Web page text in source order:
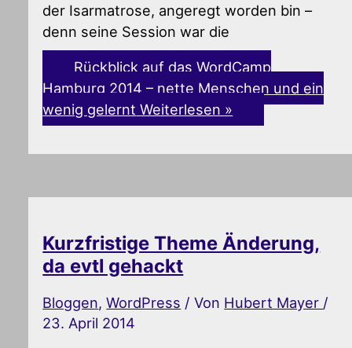
der Isarmatrose, angeregt worden bin –
denn seine Session war die
Rückblick auf das WordCamp
Hamburg 2014 – nette Menschen und ein
wenig gelernt Weiterlesen »
Kurzfristige Theme Änderung,
da evtl gehackt
Bloggen,WordPress / Von Hubert Mayer /
23. April 2014